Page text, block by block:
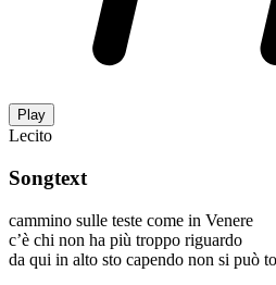
Play
Lecito
Songtext
cammino sulle teste come in Venere
c’è chi non ha più troppo riguardo
da qui in alto sto capendo non si può